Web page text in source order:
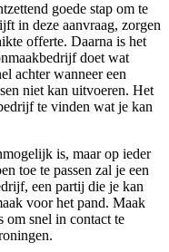
goede stap om te
in deze aanvraag, zorgen
offerte. Daarna is het
doet wat
achter wanneer een
niet kan uitvoeren. Het
te vinden wat je kan
is, maar op ieder
toe te passen zal je een
een partij die je kan
voor het pand. Maak
om snel in contact te